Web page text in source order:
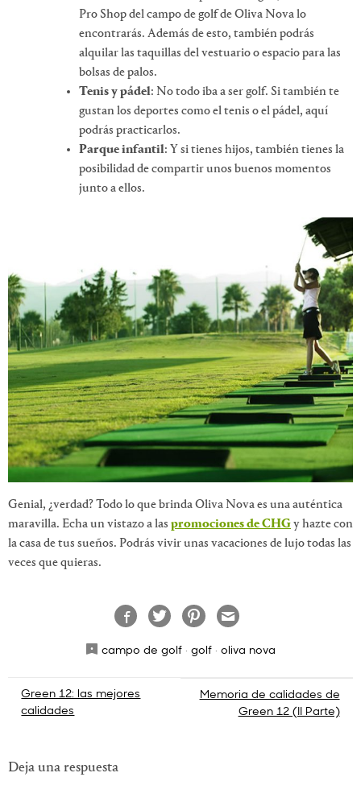
Pro Shop del campo de golf de Oliva Nova lo
encontrarás. Además de esto, también podrás
alquilar las taquillas del vestuario o espacio para las
bolsas de palos.
Tenis y pádel: No todo iba a ser golf. Si también te
gustan los deportes como el tenis o el pádel, aquí
podrás practicarlos.
Parque infantil: Y si tienes hijos, también tienes la
posibilidad de compartir unos buenos momentos
junto a ellos.
Genial, ¿verdad? Todo lo que brinda Oliva Nova es una auténtica
maravilla. Echa un vistazo a las promociones de CHGy hazte con
la casa de tus sueños. Podrás vivir unas vacaciones de lujo todas las
veces que quieras.
campo de golf · golf · oliva nova
Navegación
de
Green 12: las mejores
calidades
Memoria de calidades de
Green 12 (II Parte)
Deja una respuesta